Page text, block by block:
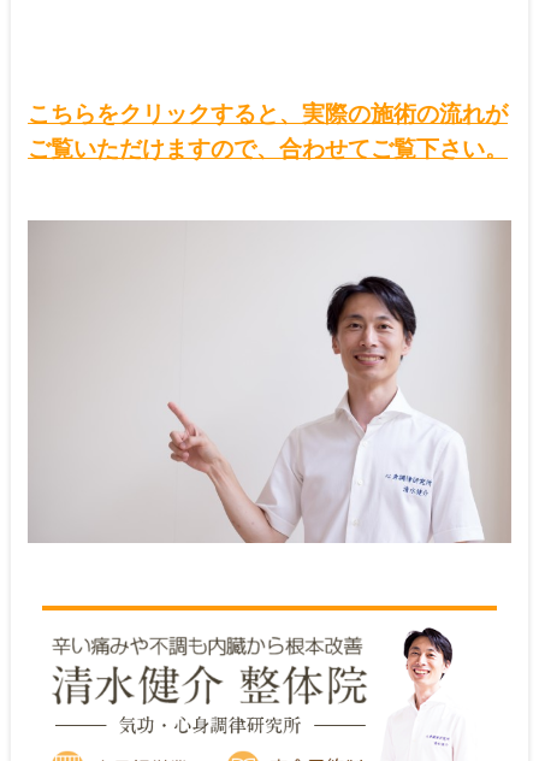
こちらをクリックすると、実際の施術の流れが
ご覧いただけますので、合わせてご覧下さい。